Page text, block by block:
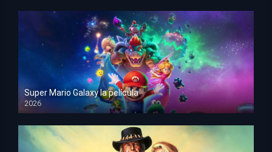
Super Mario Galaxy la película
2026
HD 1080p